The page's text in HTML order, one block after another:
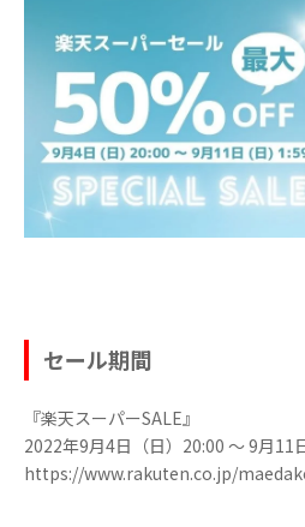
セール期間
『楽天スーパーSALE』
2022年9月4日（日）20:00 ～ 9月11
https://www.rakuten.co.jp/